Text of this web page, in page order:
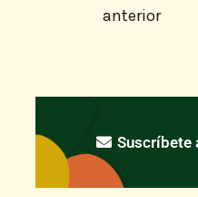
anterior
Suscríbete